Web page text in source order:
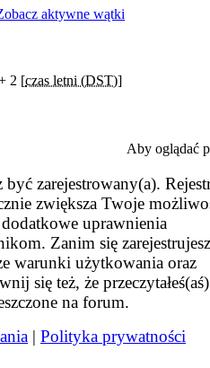
aktywne wątki
2 [czas letni (DST)]
Aby oglądać
zarejestrowany(a).
zwiększa Twoje
uprawnienia
Zanim się
warunki użytkowania oraz
się też, że przeczytałeś(aś)
na forum.
| Polityka prywatności